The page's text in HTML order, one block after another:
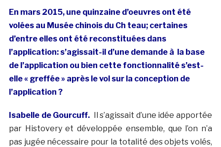
En mars 2015, une quinzaine d’oeuvres ont été
volées au Musée chinois du Ch teau; certaines
d’entre elles ont été reconstituées dans
l’application: s’agissait-il d’une demande à la base
de l’application ou bien cette fonctionnalité s’est-
elle « greffée » après le vol sur la conception de
l’application ?
Isabelle de Gourcuff. Il s’agissait d’une idée apportée
par Histovery et développée ensemble, que l’on n’a
pas jugée nécessaire pour la totalité des objets volés,